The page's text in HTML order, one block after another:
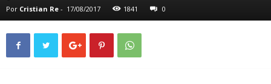
Por Cristian Re - 17/08/2017 1841 0